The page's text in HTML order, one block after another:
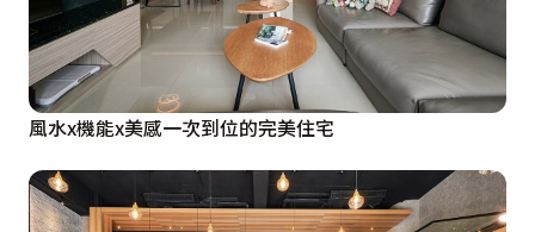
風水x機能x美感一次到位的完美住宅